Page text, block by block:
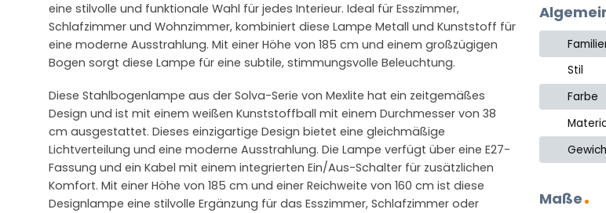
eine stilvolle und funktionale Wahl für jedes Interieur. Ideal für Esszimmer,
Schlafzimmer und Wohnzimmer, kombiniert diese Lampe Metall und Kunststoff für
eine moderne Ausstrahlung. Mit einer Höhe von 185 cm und einem großzügigen
Bogen sorgt diese Lampe für eine subtile, stimmungsvolle Beleuchtung.
Diese Stahlbogenlampe aus der Solva-Serie von Mexlite hat ein zeitgemäßes
Design und ist mit einem weißen Kunststoffball mit einem Durchmesser von 38
cm ausgestattet. Dieses einzigartige Design bietet eine gleichmäßige
Lichtverteilung und eine moderne Ausstrahlung. Die Lampe verfügt über eine E27-
Fassung und ein Kabel mit einem integrierten Ein/Aus-Schalter für zusätzlichen
Komfort. Mit einer Höhe von 185 cm und einer Reichweite von 160 cm ist diese
Designlampe eine stilvolle Ergänzung für das Esszimmer, Schlafzimmer oder
Stil
Farbe
Maße